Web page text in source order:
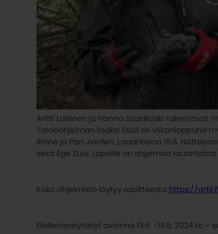
Antti Laitinen ja Hanna Saarikoski rakentavat
Taideohjelman lisäksi Iissä on viikonloppuna
Rinne ja Pan Jianfen. Lauantaina 15.6.
sekä Ege Zulu. Lapsille on ohjelmaa
Koko ohjelmisto löytyy osoitteesta https://
Gallerianäyttelyt avoinna 13.6. -16.6. 2024 to –